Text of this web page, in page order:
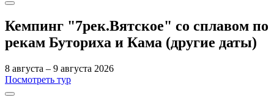
Кемпинг "7рек.Вятское" со сплавом по
рекам Буториха и Кама (другие даты)
8 августа – 9 августа 2026
Посмотреть тур